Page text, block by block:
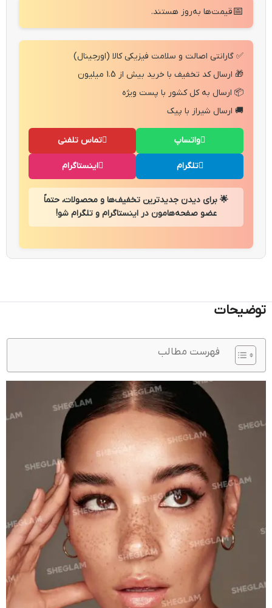
📅قیمت‌ها به‌روز هستند.
✅ گارانتی اصالت و سلامت فیزیکی کالا (اورجینال)
🎁 ارسال کد تخفیف با خرید بیش از 1.5 میلیون
📦 ارسال به کل کشور با پست ویژه
🚚 ارسال شیراز با پیک
تماس تلفنی واتساپ
اینستاگرام تلگرام
🌟 برای دیدن جدیدترین تخفیف‌ها و محصولات، حتماً
عضو صفحه‌هامون در اینستاگرام و تلگرام شو!
توضیحات
فهرست مطالب